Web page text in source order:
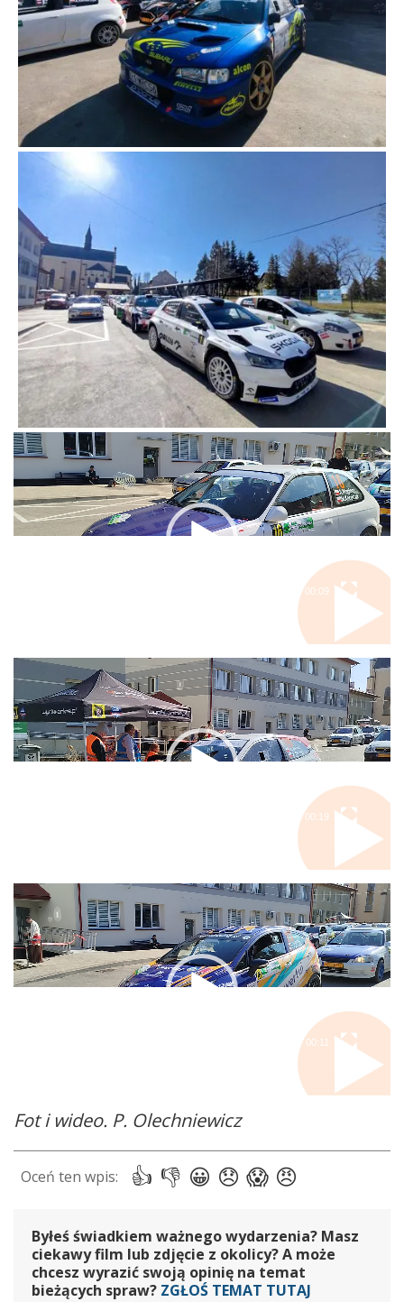
Odtwarzacz
00:09
Odtwarzacz
video
00:19
Odtwarzacz
video
00:11
Fot i wideo. P. Olechniewicz
Byłeś świadkiem ważnego wydarzenia? Masz
ciekawy film lub zdjęcie z okolicy? A może
chcesz wyrazić swoją opinię na temat
bieżących spraw? ZGŁOŚ TEMAT TUTAJ